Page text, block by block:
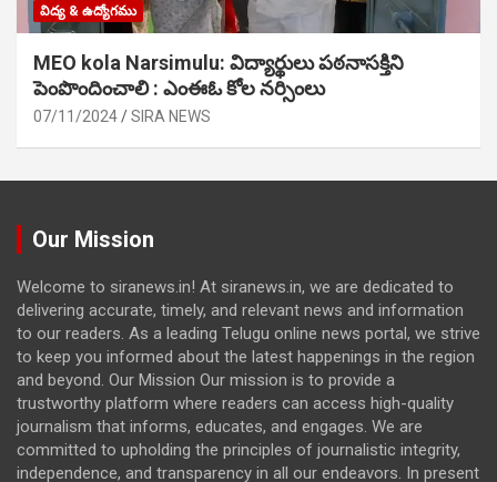
విద్య & ఉద్యోగము
MEO kola Narsimulu: విద్యార్థులు పఠ‌నాసక్తిని
పెంపొందించాలి : ఎంఈఓ కోల నర్సింలు
07/11/2024 SIRA NEWS
Our Mission
Welcome to siranews.in! At siranews.in, we are dedicated to
delivering accurate, timely, and relevant news and information
to our readers. As a leading Telugu online news portal, we strive
to keep you informed about the latest happenings in the region
and beyond. Our Mission Our mission is to provide a
trustworthy platform where readers can access high-quality
journalism that informs, educates, and engages. We are
committed to upholding the principles of journalistic integrity,
independence, and transparency in all our endeavors. In present